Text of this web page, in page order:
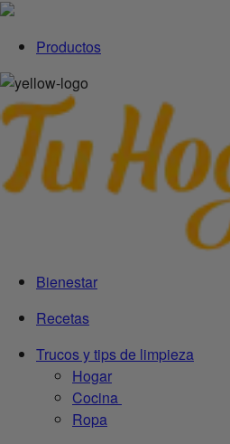
Productos
Bienestar
Recetas
Trucos y tips de limpieza
Hogar
Cocina
Ropa